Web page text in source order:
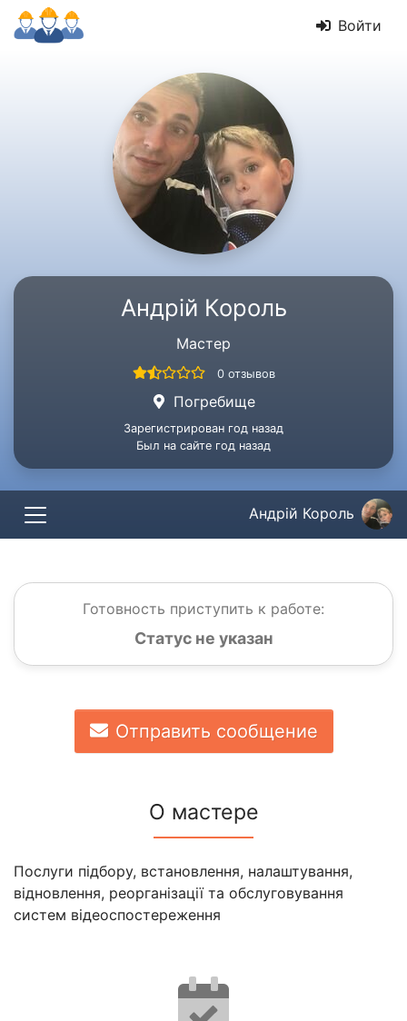
Войти
Андрій Король
Мастер
0 отзывов
Погребище
Зарегистрирован год назад
Был на сайте год назад
Андрій Король
Готовность приступить к работе:
Статус не указан
Отправить сообщение
О мастере
Послуги підбору, встановлення, налаштування,
відновлення, реорганізації та обслуговування
систем відеоспостереження